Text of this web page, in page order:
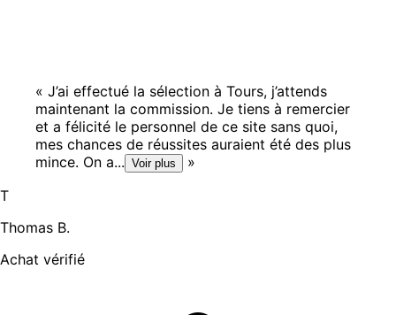
« J’ai effectué la sélection à Tours, j’attends
maintenant la commission. Je tiens à remercier
et a félicité le personnel de ce site sans quoi,
mes chances de réussites auraient été des plus
mince. On a... Voir plus
»
T
Thomas B.
Achat vérifié